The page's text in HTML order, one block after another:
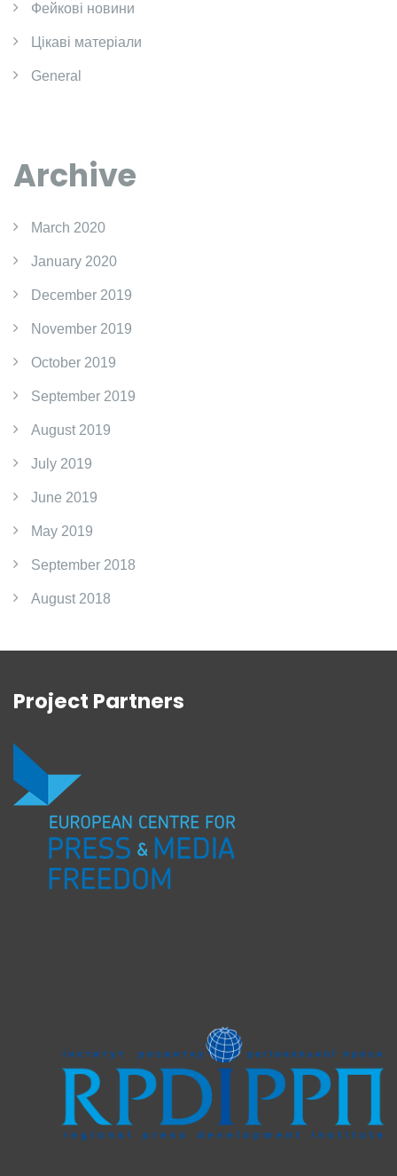
Фейкові новини
Цікаві матеріали
General
Archive
March 2020
January 2020
December 2019
November 2019
October 2019
September 2019
August 2019
July 2019
June 2019
May 2019
September 2018
August 2018
Project Partners